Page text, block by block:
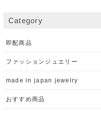
Category
即配商品
ファッションジュエリー
made in japan jewelry
おすすめ商品